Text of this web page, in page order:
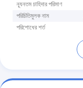
ন্যূনতম চাহিদার পরিমাণ
পরিচিতিমুলক নাম
পরিশোধের শর্ত